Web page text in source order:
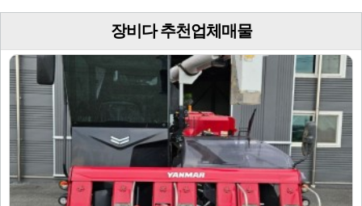
장비다 추천업체매물